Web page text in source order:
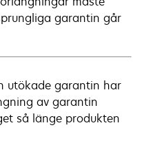
garantin går
utökade garantin har
av garantin
så länge produkten